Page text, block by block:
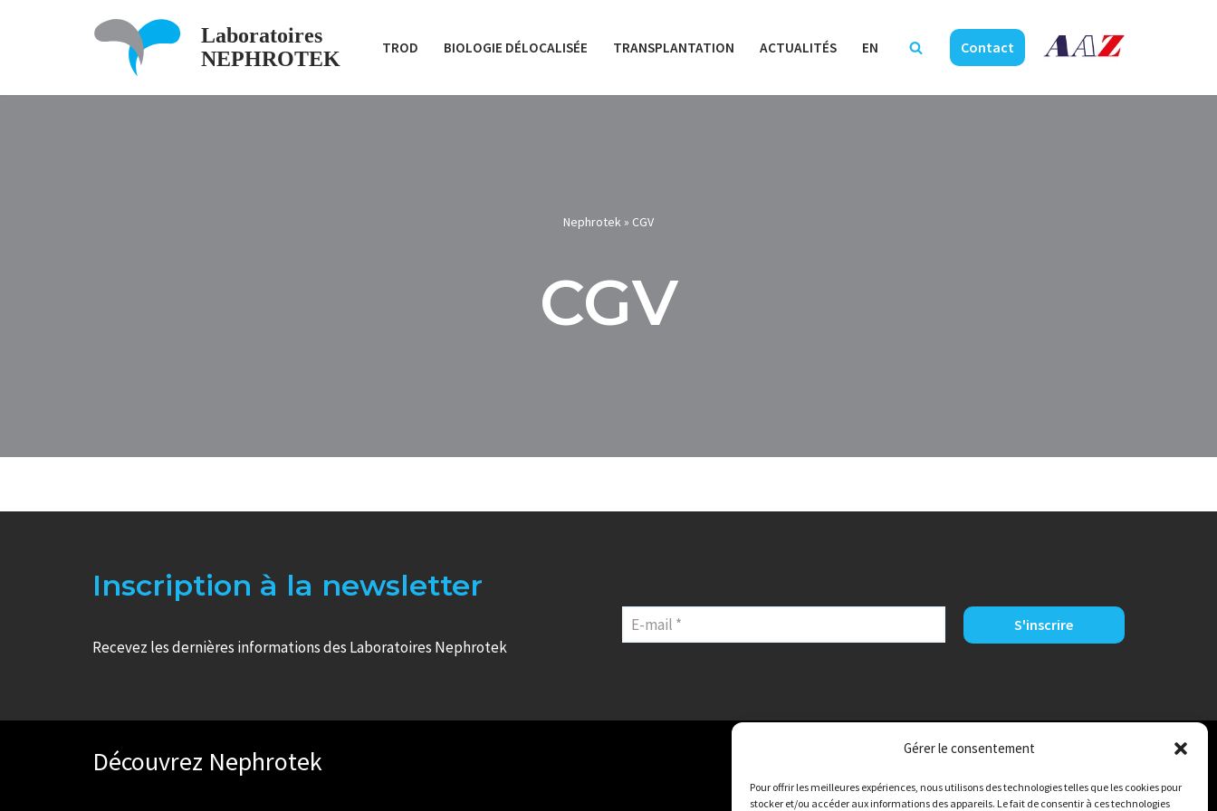
Gérer le consentement
Pour offrir les meilleures expériences, nous utilisons des technologies telles que les cookies pour
stocker et/ou accéder aux informations des appareils. Le fait de consentir à ces technologies
contenu
Laboratoires
NEPHROTEK
TROD BIOLOGIE DÉLOCALISÉE TRANSPLANTATION ACTUALITÉS EN Contact
Nephrotek » CGV
CGV
Inscription à la newsletter
Recevez les dernières informations des Laboratoires Nephrotek
Découvrez Nephrotek